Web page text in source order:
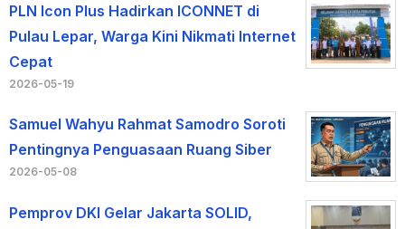
PLN Icon Plus Hadirkan ICONNET di
Pulau Lepar, Warga Kini Nikmati Internet
Cepat
2026-05-19
Samuel Wahyu Rahmat Samodro Soroti
Pentingnya Penguasaan Ruang Siber
2026-05-08
Pemprov DKI Gelar Jakarta SOLID,